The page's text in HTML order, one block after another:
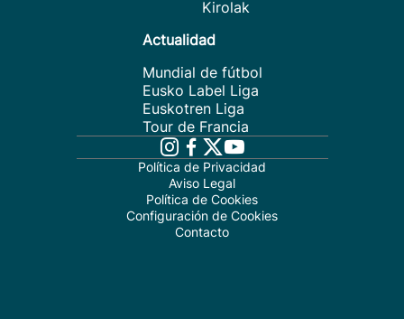
Kirolak
Actualidad
Mundial de fútbol
Eusko Label Liga
Euskotren Liga
Tour de Francia
Política de Privacidad
Aviso Legal
Política de Cookies
Configuración de Cookies
Contacto